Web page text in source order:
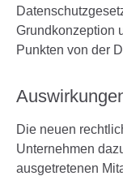
Grundkonzeption
Punkten von der
Die neuen
Unternehmen
ausgetretenen